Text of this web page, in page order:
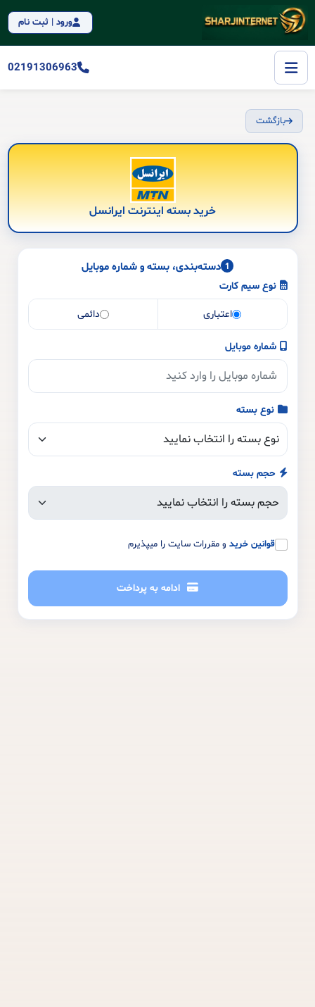
ورود | ثبت نام
02191306963
بازگشت
خرید بسته اینترنت ایرانسل
1 دسته‌بندی، بسته و شماره موبایل
نوع سیم کارت
اعتباری دائمی
شماره موبایل
نوع بسته
حجم بسته
قوانین خرید و مقررات سایت را میپذیرم
ادامه به پرداخت